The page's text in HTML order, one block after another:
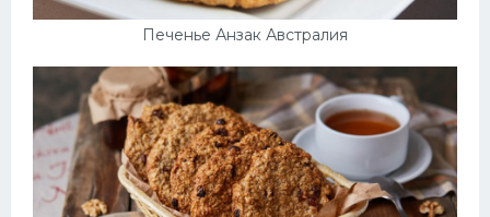
Печенье Анзак Австралия